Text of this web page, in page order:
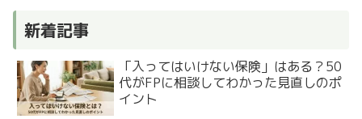
新着記事
「入ってはいけない保険」はある？50
代がFPに相談してわかった見直しのポ
イント